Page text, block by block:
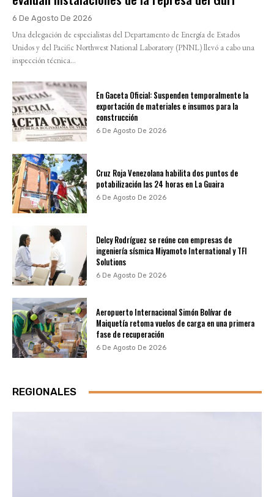
6 De Agosto De 2026
Una delegación de especialistas del Departamento de Energía de Estados
Unidos y del Pacific Northwest National Laboratory (PNNL) llevó a cabo una
inspección técnica...
En Gaceta Oficial: Suspenden temporalmente la
exportación de materiales e insumos para la
construcción
6 De Agosto De 2026
Cruz Roja Venezolana habilita dos puntos de
potabilización las 24 horas en La Guaira
6 De Agosto De 2026
Delcy Rodríguez se reúne con empresas de
ingeniería sísmica Miyamoto International y TFI
Solutions
6 De Agosto De 2026
Aeropuerto Internacional Simón Bolívar de
Maiquetía retoma vuelos de carga en una primera
fase de recuperación
6 De Agosto De 2026
REGIONALES